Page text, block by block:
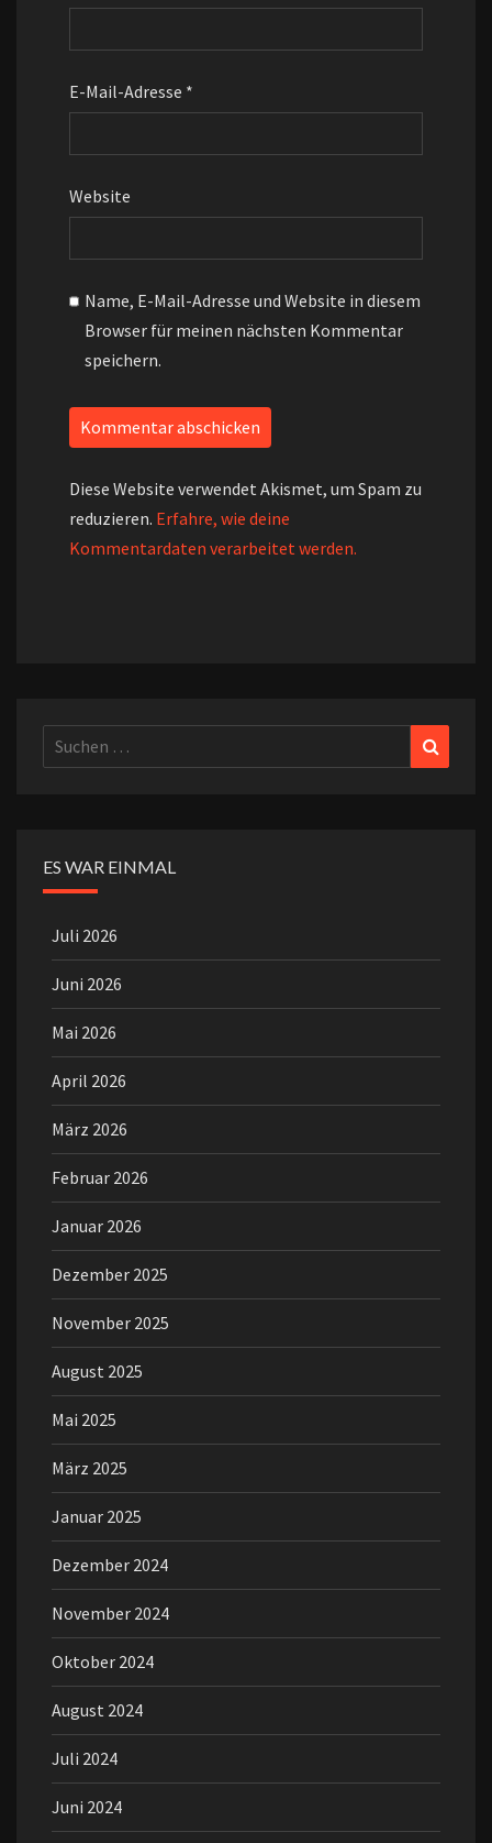
E-Mail-Adresse *
Website
Name, E-Mail-Adresse und Website in diesem
Browser für meinen nächsten Kommentar
speichern.
Diese Website verwendet Akismet, um Spam zu
reduzieren. Erfahre, wie deine
Kommentardaten verarbeitet werden.
Suchen
nach:
ES WAR EINMAL
Juli 2026
Juni 2026
Mai 2026
April 2026
März 2026
Februar 2026
Januar 2026
Dezember 2025
November 2025
August 2025
Mai 2025
März 2025
Januar 2025
Dezember 2024
November 2024
Oktober 2024
August 2024
Juli 2024
Juni 2024